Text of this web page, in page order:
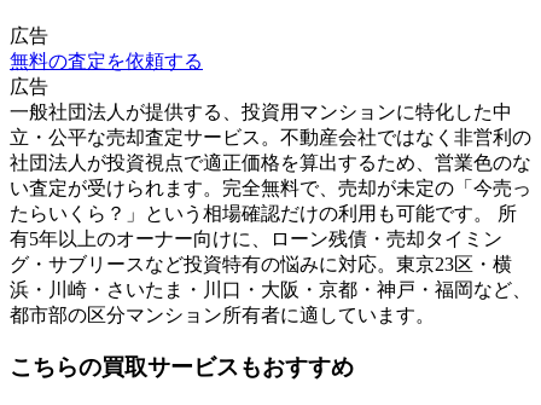
広告
無料の査定を依頼する
広告
一般社団法人が提供する、投資用マンションに特化した中
立・公平な売却査定サービス。不動産会社ではなく非営利の
社団法人が投資視点で適正価格を算出するため、営業色のな
い査定が受けられます。完全無料で、売却が未定の「今売っ
たらいくら？」という相場確認だけの利用も可能です。 所
有5年以上のオーナー向けに、ローン残債・売却タイミン
グ・サブリースなど投資特有の悩みに対応。東京23区・横
浜・川崎・さいたま・川口・大阪・京都・神戸・福岡など、
都市部の区分マンション所有者に適しています。
こちらの買取サービスもおすすめ